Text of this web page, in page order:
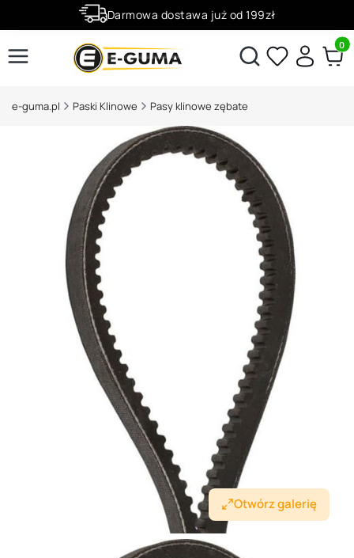
Darmowa dostawa już od 199zł
Rabaty -50% na wybrane produktyOtwórz wyszukiwarkę
e-guma.pl Paski Klinowe Pasy klinowe zębate
Otwórz galerię